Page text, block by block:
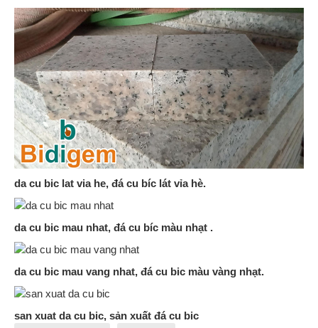
da cu bic lat via he, đá cu bíc lát vỉa hè.
da cu bic mau nhat, đá cu bíc màu nhạt .
da cu bic mau vang nhat, đá cu bic màu vàng nhạt.
san xuat da cu bic, sản xuất đá cu bic